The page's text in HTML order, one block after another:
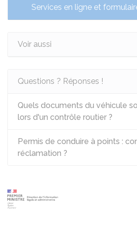
Services en ligne et
Voir aussi
Questions ? Réponses !
Quels documents du véhicule
lors d'un contrôle routier ?
Permis de conduire à points :
réclamation ?